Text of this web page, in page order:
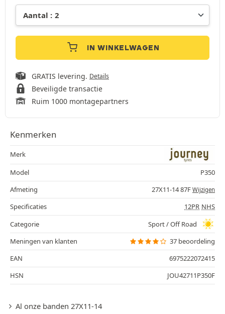
IN WINKELWAGEN
GRATIS levering. Details
Beveiligde transactie
Ruim 1000 montagepartners
Kenmerken
Merk
Model
P350
Afmeting
27X11-14 87F Wijzigen
Specificaties 12PR NHS
Categorie
Sport / Off Road
Meningen van klanten
37 beoordeling
EAN
6975222072415
HSN
JOU42711P350F
Al onze banden 27X11-14